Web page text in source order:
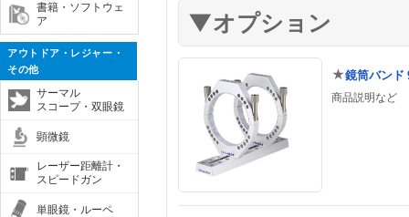
書籍・ソフトウェ
ア
アウトドア・レジャー・
その他
サーマル
スコープ・双眼鏡
顕微鏡
レーザー距離計・
スピードガン
単眼鏡・ルーペ
★鏡筒バンド
商品説明など